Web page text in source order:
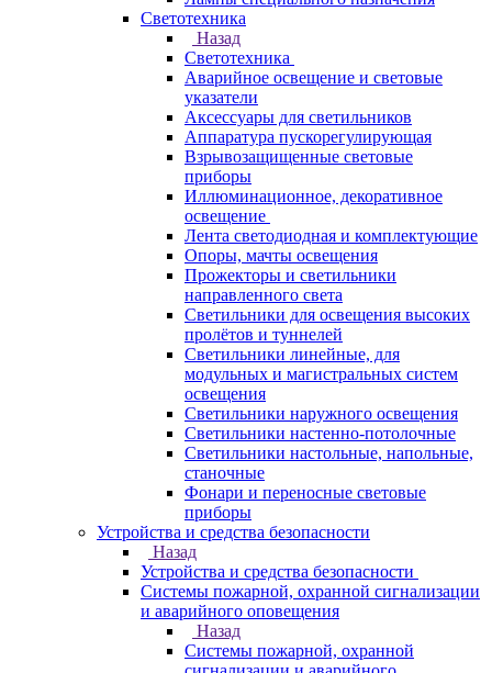
Светотехника
Назад
Светотехника
Аварийное освещение и световые
указатели
Аксессуары для светильников
Аппаратура пускорегулирующая
Взрывозащищенные световые
приборы
Иллюминационное, декоративное
освещение
Лента светодиодная и комплектующие
Опоры, мачты освещения
Прожекторы и светильники
направленного света
Светильники для освещения высоких
пролётов и туннелей
Светильники линейные, для
модульных и магистральных систем
освещения
Светильники наружного освещения
Светильники настенно-потолочные
Светильники настольные, напольные,
станочные
Фонари и переносные световые
приборы
Устройства и средства безопасности
Назад
Устройства и средства безопасности
Системы пожарной, охранной сигнализации
и аварийного оповещения
Назад
Системы пожарной, охранной